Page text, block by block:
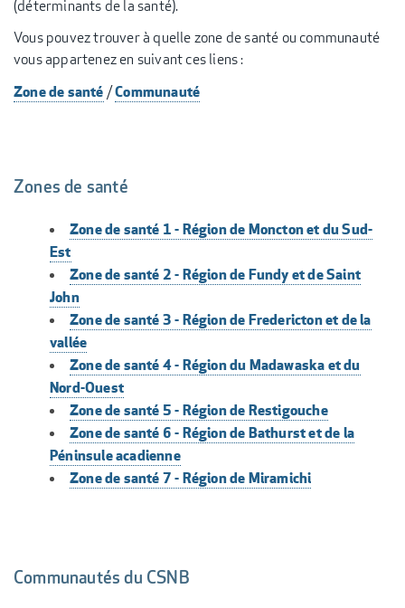
(déterminants de la santé).
Vous pouvez trouver à quelle zone de santé ou communauté
vous appartenez en suivant ces liens :
Zone de santé /Communauté
Zones de santé
Zone de santé 1 - Région de Moncton et du Sud-
Est
Zone de santé 2 - Région de Fundy et de Saint
John
Zone de santé 3 - Région de Fredericton et de la
vallée
Zone de santé 4 - Région du Madawaska et du
Nord-Ouest
Zone de santé 5 - Région de Restigouche
Zone de santé 6 - Région de Bathurst et de la
Péninsule acadienne
Zone de santé 7 - Région de Miramichi
Communautés du CSNB